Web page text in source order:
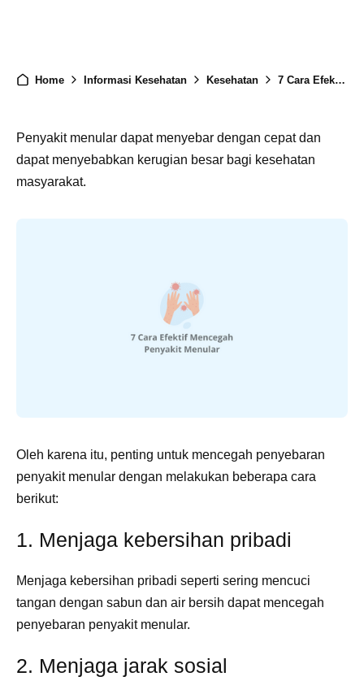
Home Informasi Kesehatan Kesehatan 7 Cara Efektif Mencegah Penyakit Menular
Penyakit menular dapat menyebar dengan cepat dan
dapat menyebabkan kerugian besar bagi kesehatan
masyarakat.
Oleh karena itu, penting untuk mencegah penyebaran
penyakit menular dengan melakukan beberapa cara
berikut:
1. Menjaga kebersihan pribadi
Menjaga kebersihan pribadi seperti sering mencuci
tangan dengan sabun dan air bersih dapat mencegah
penyebaran penyakit menular.
2. Menjaga jarak sosial